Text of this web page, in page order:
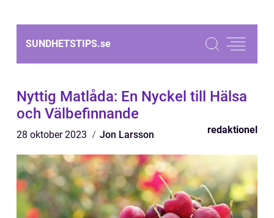
SUNDHETSTIPS.se
Nyttig Matlåda: En Nyckel till Hälsa
och Välbefinnande
28 oktober 2023 Jon Larsson redaktionel